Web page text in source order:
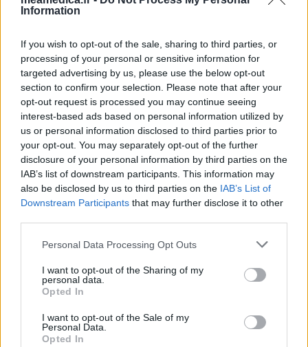
Information
If you wish to opt-out of the sale, sharing to third parties, or
processing of your personal or sensitive information for
targeted advertising by us, please use the below opt-out
section to confirm your selection. Please note that after your
opt-out request is processed you may continue seeing
interest-based ads based on personal information utilized by
us or personal information disclosed to third parties prior to
your opt-out. You may separately opt-out of the further
disclosure of your personal information by third parties on the
IAB’s list of downstream participants. This information may
also be disclosed by us to third parties on the IAB’s List of
Downstream Participants that may further disclose it to other
Personal Data Processing Opt Outs
I want to opt-out of the Sharing of my
personal data.
Opted In
I want to opt-out of the Sale of my
Personal Data.
Opted In